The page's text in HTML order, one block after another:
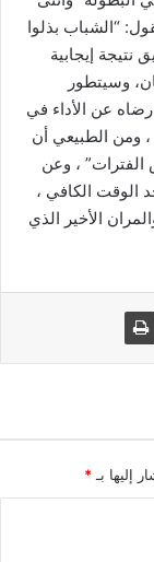
“الشباب بذلوا
نتيجة إيجابية
وسيتطور
عن الأداء في
ومن الطبيعي أن
، وعن
الوقت الكافي ،
الأخير الذي
إليها بـ *